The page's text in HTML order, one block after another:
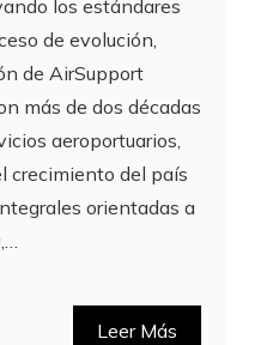
los estándares
de evolución,
de AirSupport
más de dos décadas
aeroportuarios,
crecimiento del país
orientadas a
Leer Más